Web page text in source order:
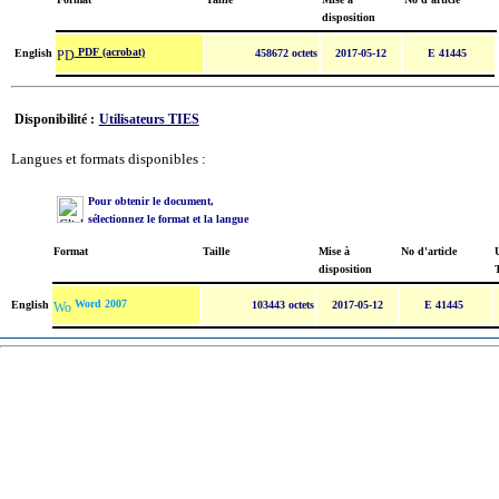
disposition
English PDF (acrobat) 458672 octets 2017-05-12 E 41445
Disponibilité : Utilisateurs TIES
Langues et formats disponibles :
Pour obtenir le document,
sélectionnez le format et la langue
Format Taille
Mise à
disposition
No d'article
English Word 2007 103443 octets 2017-05-12 E 41445